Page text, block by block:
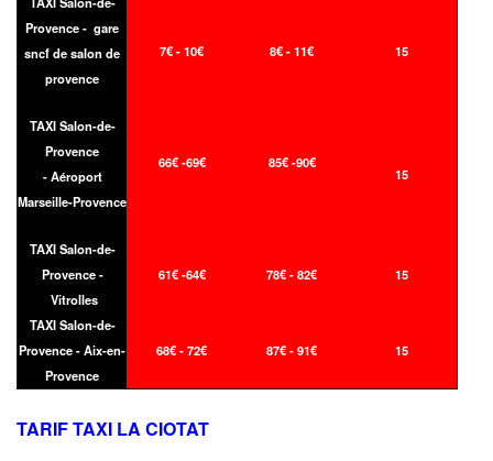
Provence - gare
sncf de salon de
provence
7€ - 10€ 8€ - 11€ 15
TAXI Salon-de-
Provence
- Aéroport
Marseille-Provence
66€ -69€ 85€ -90€
15
TAXI Salon-de-
Provence -
Vitrolles
61€ -64€ 78€ - 82€ 15
TAXI Salon-de-
Provence - Aix-en-
Provence
68€ - 72€ 87€ - 91€ 15
TARIF TAXI LA CIOTAT